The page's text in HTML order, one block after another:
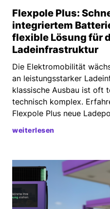
Flexpole Plus:
integriertem
flexible Lösung für
Ladeinfrastruktur
Die Elektromobilität
an leistungsstarker
klassische Ausbau ist oft
technisch komplex.
Flexpole Plus neue
weiterlesen